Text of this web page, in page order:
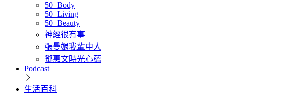
50+Body
50+Living
50+Beauty
神經很有事
張曼娟我輩中人
鄧惠文時光心蘊
Podcast
生活百科